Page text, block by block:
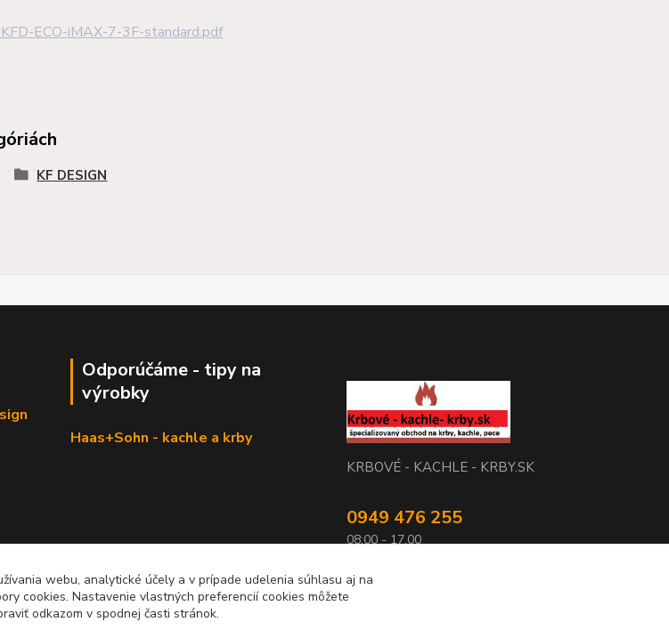
ECO-iMAX-7-3F-standard.pdf
KF DESIGN
Odporúčáme - tipy na
výrobky
Haas+Sohn - kachle a krby
KRBOVÉ - KACHLE - KRBY.SK
0949 476 255
08:00 - 17.00
rbobchodsk@gmail.com
webu, analytické účely a v prípade udelenia súhlasu aj na
cookies. Nastavenie vlastných preferencií cookies môžete
odkazom v spodnej časti stránok.